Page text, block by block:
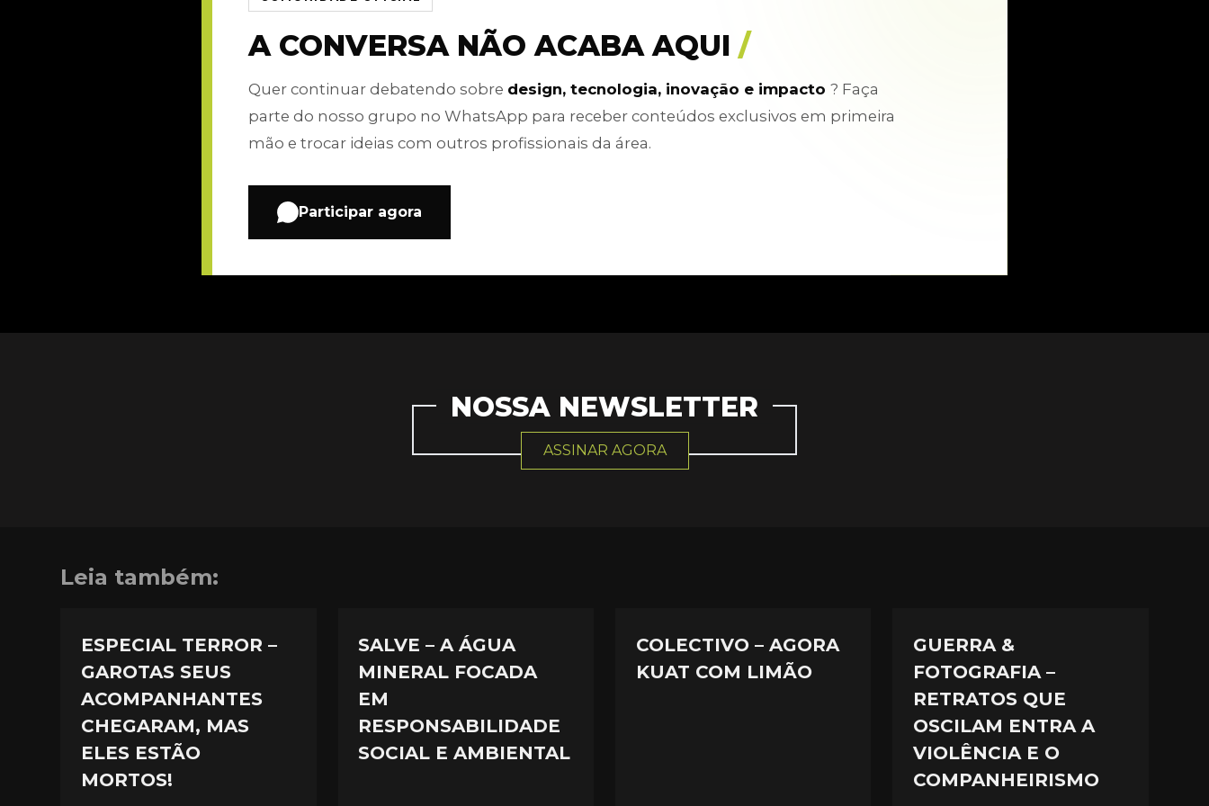
A CONVERSA NÃO ACABA AQUI /
Quer continuar debatendo sobre design, tecnologia, inovação e impacto ? Faça
parte do nosso grupo no WhatsApp para receber conteúdos exclusivos em primeira
mão e trocar ideias com outros profissionais da área.
Participar agora
NOSSA NEWSLETTER
ASSINAR AGORA
Leia também:
ESPECIAL TERROR –
GAROTAS SEUS
ACOMPANHANTES
CHEGARAM, MAS
ELES ESTÃO
MORTOS!
SALVE – A ÁGUA
MINERAL FOCADA
EM
RESPONSABILIDADE
SOCIAL E AMBIENTAL
COLECTIVO – AGORA
KUAT COM LIMÃO
GUERRA &
FOTOGRAFIA –
RETRATOS QUE
OSCILAM ENTRA A
VIOLÊNCIA E O
COMPANHEIRISMO